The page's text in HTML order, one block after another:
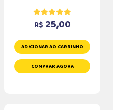
R$ 25,00
ADICIONAR AO CARRINHO
COMPRAR AGORA